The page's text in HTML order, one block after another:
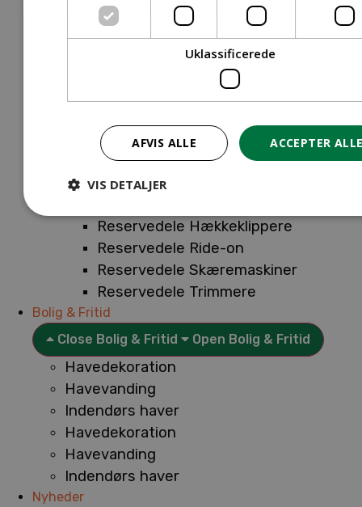
Tilbehør Rengøringsmaskiner
Tilbehør Robotplæneklipper
Tilbehør Walk Behind
Reservedele Løvblæsere
Reservedele Motorsave
Reservedele Plæneklippere
Reservedele Hækkeklippere
Reservedele Ride-on
Reservedele Skæremaskiner
Reservedele Trimmere
Bolig & Fritid
Close Bolig & Fritid
Open Bolig & Fritid
Havedekoration
Havevanding
Indendørs haver
Havedekoration
Havevanding
Indendørs haver
Nyheder
Uklassificerede
ACCEPTER
AFVIS ALLE
VIS DETALJER